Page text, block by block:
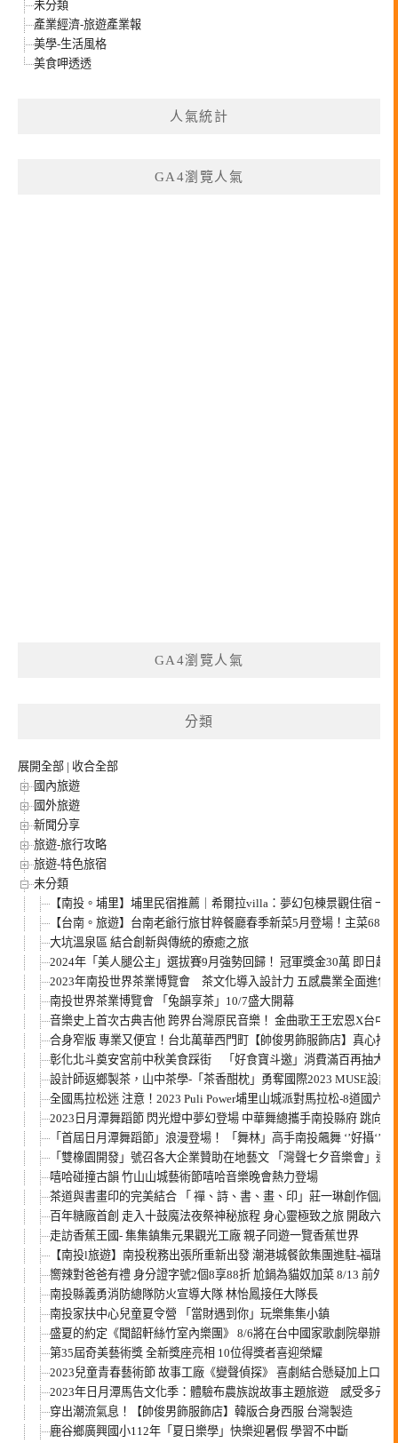
未分類
產業經濟-旅遊產業報
美學-生活風格
美食呷透透
人氣統計
GA4瀏覽人氣
GA4瀏覽人氣
分類
展開全部 | 收合全部
國內旅遊
國外旅遊
新聞分享
旅遊-旅行攻略
旅遊-特色旅宿
未分類
【南投。埔里】埔里民宿推薦｜希爾拉villa：夢幻包棟景觀住宿 一
【台南。旅遊】台南老爺行旅甘粹餐廳春季新菜5月登場！主菜
大坑溫泉區 結合創新與傳統的療癒之旅
2024年「美人腿公主」選拔賽9月強勢回歸！ 冠軍獎金30萬 即日起
2023年南投世界茶業博覽會 茶文化導入設計力 五感農業全面進化
南投世界茶業博覽會 「兔韻享茶」10/7盛大開幕
音樂史上首次古典吉他 跨界台灣原民音樂！ 金曲歌王王宏恩X台中
合身窄版 專業又便宜！台北萬華西門町【帥俊男飾服飾店】真心推薦
彰化北斗奠安宮前中秋美食踩街 「好食寶斗邀」消費滿百再抽大獎
設計師返鄉製茶，山中茶學-「茶香酣枕」勇奪國際2023 MUSE設計
全國馬拉松迷 注意！2023 Puli Power埔里山城派對馬拉松-8道國六
2023日月潭舞蹈節 閃光燈中夢幻登場 中華舞總攜手南投縣府 跳向全
「首屆日月潭舞蹈節」浪漫登場！ 「舞林」高手南投飆舞 ‘’好攝‘’
「雙橡園開發」號召各大企業贊助在地藝文 「灣聲七夕音樂會」連
嘻哈碰撞古韻 竹山山城藝術節嘻哈音樂晚會熱力登場
茶道與書畫印的完美結合 「 禪、詩、書、畫、印」莊一琳創作個
百年糖廠首創 走入十鼓魔法夜祭神秘旅程 身心靈極致之旅 開啟六感
走訪香蕉王國- 集集鎮集元果觀光工廠 親子同遊一覽香蕉世界
【南投l旅遊】南投稅務出張所重新出發 潮港城餐飲集團進駐-福瑞
嚮辣對爸爸有禮 身分證字號2個8享88折 尬鍋為貓奴加菜 8/13 前外
南投縣義勇消防總隊防火宣導大隊 林怡鳳接任大隊長
南投家扶中心兒童夏令營 「當財遇到你」玩樂集集小鎮
盛夏的約定《聞韶軒絲竹室內樂團》 8/6將在台中國家歌劇院舉辦年
第35屆奇美藝術獎 全新獎座亮相 10位得獎者喜迎榮耀
2023兒童青春藝術節 故事工廠《變聲偵探》 喜劇結合懸疑加上口
2023年日月潭馬告文化季：體驗布農族說故事主題旅遊 感受多元
穿出潮流氣息！【帥俊男飾服飾店】韓版合身西服 台灣製造
鹿谷鄉廣興國小112年「夏日樂學」快樂迎暑假 學習不中斷